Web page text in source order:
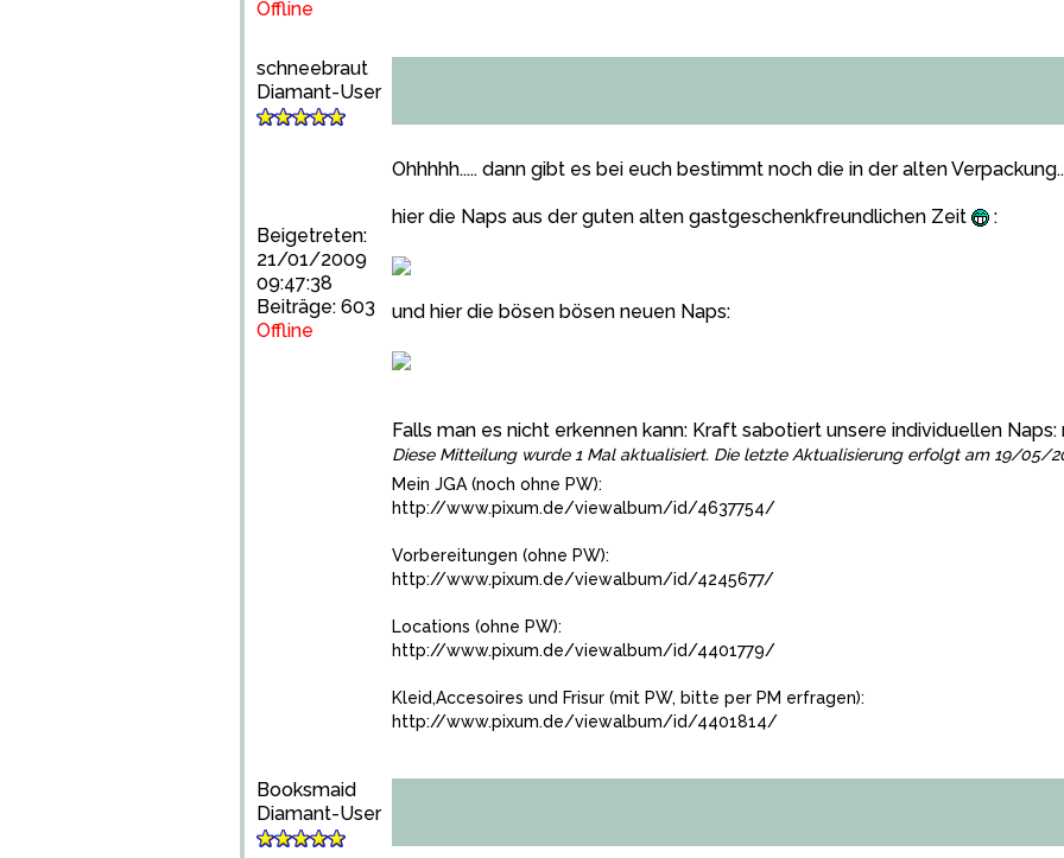
Offline
schneebraut
Diamant-User
Beigetreten:
21/01/2009
09:47:38
Beiträge: 603
Offline
Ohhhhh..... dann gibt es bei euch bestimmt noch die in der alten
hier die Naps aus der guten alten gastgeschenkfreundlichen Zeit :
und hier die bösen bösen neuen Naps:
Falls man es nicht erkennen kann: Kraft sabotiert unsere individuellen
Diese Mitteilung wurde 1 Mal aktualisiert. Die letzte Aktualisierung erfolgt am 19/05/
Mein JGA (noch ohne PW):
http://www.pixum.de/viewalbum/id/4637754/
Vorbereitungen (ohne PW):
http://www.pixum.de/viewalbum/id/4245677/
Locations (ohne PW):
http://www.pixum.de/viewalbum/id/4401779/
Kleid,Accesoires und Frisur (mit PW, bitte per PM erfragen):
http://www.pixum.de/viewalbum/id/4401814/
Booksmaid
Diamant-User